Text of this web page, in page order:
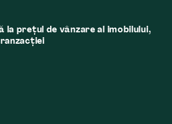
la preţul de vânzare al imobilului,